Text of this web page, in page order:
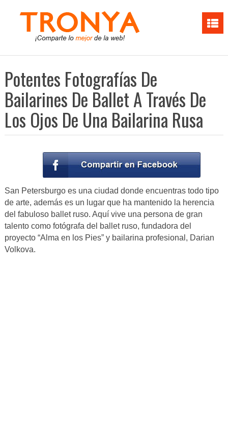
Potentes Fotografías De
Bailarines De Ballet A Través De
Los Ojos De Una Bailarina Rusa
San Petersburgo es una ciudad donde encuentras todo tipo
de arte, además es un lugar que ha mantenido la herencia
del fabuloso ballet ruso. Aquí vive una persona de gran
talento como fotógrafa del ballet ruso, fundadora del
proyecto “Alma en los Pies” y bailarina profesional, Darian
Volkova.